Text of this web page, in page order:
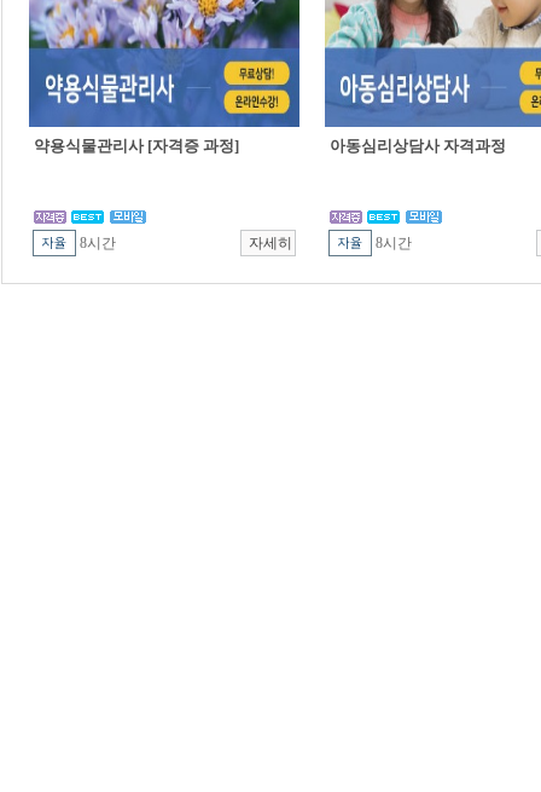
약용식물관리사 [자격증 과정]
8시간
아동심리상담사 자격과정
8시간